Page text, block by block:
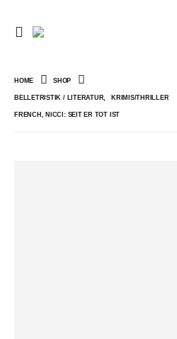
HOME SHOP
BELLETRISTIK / LITERATUR, KRIMIS/THRILLER
FRENCH, NICCI: SEIT ER TOT IST